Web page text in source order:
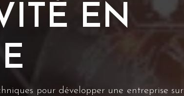
EN
pour développer une entreprise sur